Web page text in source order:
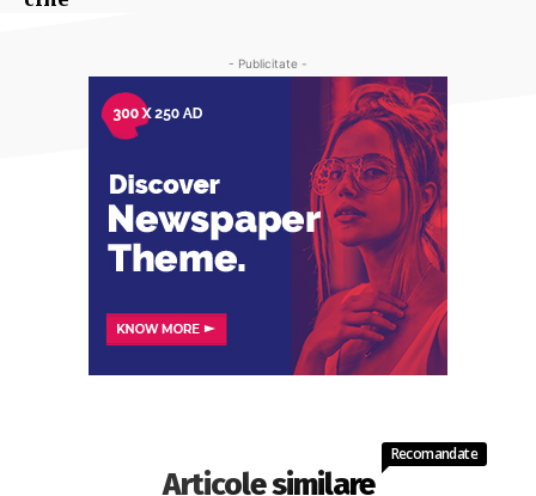
- Publicitate -
Articole similare
Recomandate